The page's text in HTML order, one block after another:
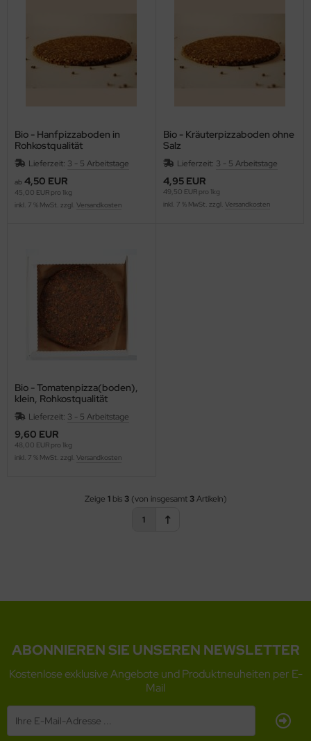
Bio - Hanfpizzaboden in
Rohkostqualität
Lieferzeit: 3 - 5 Arbeitstage
ab 4,50 EUR
45,00 EUR pro 1kg
inkl. 7 % MwSt. zzgl. Versandkosten
Bio - Kräuterpizzaboden ohne
Salz
Lieferzeit: 3 - 5 Arbeitstage
4,95 EUR
49,50 EUR pro 1kg
inkl. 7 % MwSt. zzgl. Versandkosten
Bio - Tomatenpizza(boden),
klein, Rohkostqualität
Lieferzeit: 3 - 5 Arbeitstage
9,60 EUR
48,00 EUR pro 1kg
inkl. 7 % MwSt. zzgl. Versandkosten
Zeige 1bis 3(von insgesamt 3Artikeln)
1
ABONNIEREN SIE UNSEREN NEWSLETTER
Kostenlose exklusive Angebote und Produktneuheiten per E-
Mail
fermentiert, unpasteurisiert (Sauerkraut,
Miso, Tamari)